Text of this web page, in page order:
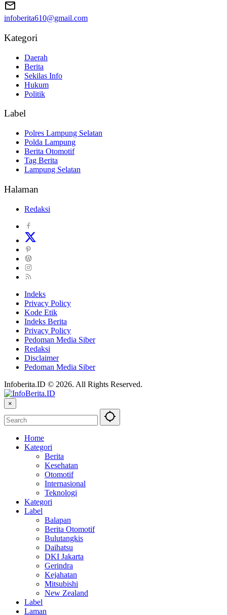
infoberita610@gmail.com
Kategori
Daerah
Berita
Sekilas Info
Hukum
Politik
Label
Polres Lampung Selatan
Polda Lampung
Berita Otomotif
Tag Berita
Lampung Selatan
Halaman
Redaksi
Indeks
Privacy Policy
Kode Etik
Indeks Berita
Privacy Policy
Pedoman Media Siber
Redaksi
Disclaimer
Pedoman Media Siber
Infoberita.ID © 2026. All Rights Reserved.
×
Home
Kategori
Berita
Kesehatan
Otomotif
Internasional
Teknologi
Kategori
Label
Balapan
Berita Otomotif
Bulutangkis
Daihatsu
DKI Jakarta
Gerindra
Kejahatan
Mitsubishi
New Zealand
Label
Laman